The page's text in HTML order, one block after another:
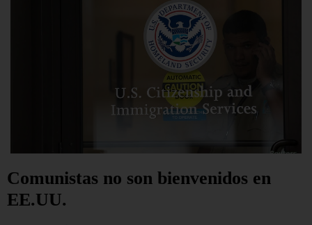
Comunistas no son bienvenidos en
EE.UU.